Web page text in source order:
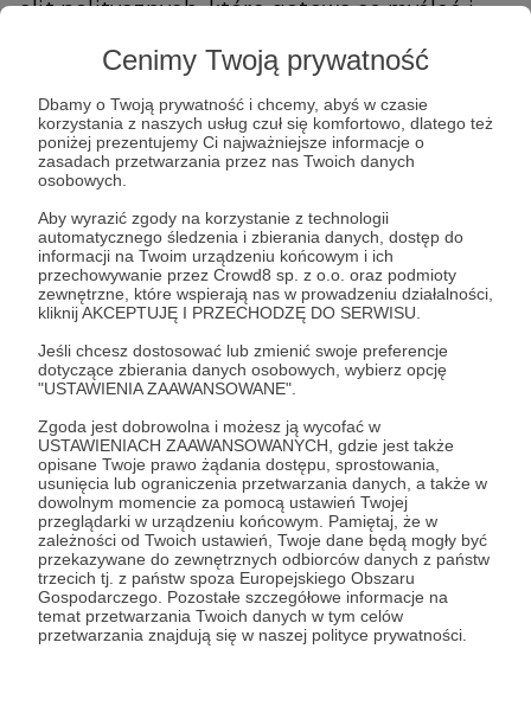
Cenimy Twoją prywatność
Dbamy o Twoją prywatność i chcemy, abyś w czasie
korzystania z naszych usług czuł się komfortowo, dlatego też
poniżej prezentujemy Ci najważniejsze informacje o
zasadach przetwarzania przez nas Twoich danych
osobowych.
Aby wyrazić zgody na korzystanie z technologii
automatycznego śledzenia i zbierania danych, dostęp do
informacji na Twoim urządzeniu końcowym i ich
przechowywanie przez Crowd8 sp. z o.o. oraz podmioty
zewnętrzne, które wspierają nas w prowadzeniu działalności,
kliknij AKCEPTUJĘ I PRZECHODZĘ DO SERWISU.
Jeśli chcesz dostosować lub zmienić swoje preferencje
dotyczące zbierania danych osobowych, wybierz opcję
"USTAWIENIA ZAAWANSOWANE".
Zgoda jest dobrowolna i możesz ją wycofać w
USTAWIENIACH ZAAWANSOWANYCH, gdzie jest także
opisane Twoje prawo żądania dostępu, sprostowania,
usunięcia lub ograniczenia przetwarzania danych, a także w
dowolnym momencie za pomocą ustawień Twojej
przeglądarki w urządzeniu końcowym. Pamiętaj, że w
zależności od Twoich ustawień, Twoje dane będą mogły być
przekazywane do zewnętrznych odbiorców danych z państw
trzecich tj. z państw spoza Europejskiego Obszaru
Gospodarczego. Pozostałe szczegółowe informacje na
temat przetwarzania Twoich danych w tym celów
przetwarzania znajdują się w naszej polityce prywatności.
elit politycznych, które gotowe są myśleć i
interesie państwa.
Zapraszamy do lektury artykułu, który otwiera
konieczną debatę o miejscu Królewca w
polskiej polityce oddziaływania – i stawia
pytanie: czy Polska jest gotowa na
prowadzenie własnej gry?
Zapraszamy do lektury!
Jacek Bartosiak i zespół Strategy&Future
Jeśli chcą Państwo śledzić nasze poczynania
i razem z nami obserwowaćbieżące
wydarzenia, zapraszamy do naszych
społeczności na: